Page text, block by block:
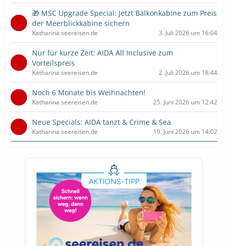
🎁 MSC Upgrade Special: Jetzt Balkonkabine zum Preis
der Meerblickkabine sichern
Katharina seereisen.de 3. Juli 2026 um 16:04
Nur für kurze Zeit: AIDA All Inclusive zum
Vorteilspreis
Katharina seereisen.de 2. Juli 2026 um 18:44
Noch 6 Monate bis Weihnachten!
Katharina seereisen.de 25. Juni 2026 um 12:42
Neue Specials: AIDA tanzt & Crime & Sea
Katharina seereisen.de 19. Juni 2026 um 14:02